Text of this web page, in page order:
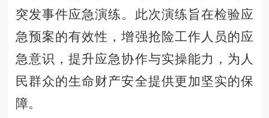
突发事件应急演练。此次演练旨在检验应
急预案的有效性，增强抢险工作人员的应
急意识，提升应急协作与实操能力，为人
民群众的生命财产安全提供更加坚实的保
障。